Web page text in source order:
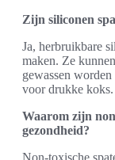
Zijn siliconen
Ja, herbruikbare
maken. Ze
gewassen
voor drukke koks.
Waarom zijn
gezondheid?
Non-toxische